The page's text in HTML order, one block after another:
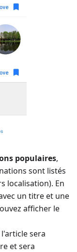
populaires,
sont listés
localisation). En
un titre et une
afficher le
l'article sera
et sera